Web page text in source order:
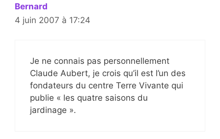
Bernard
4 juin 2007 à 17:24
Je ne connais pas personnellement
Claude Aubert, je crois qu’il est l’un des
fondateurs du centre Terre Vivante qui
publie « les quatre saisons du
jardinage ».